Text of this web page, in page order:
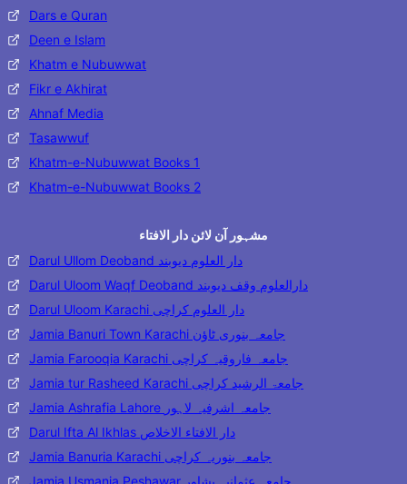
Dars e Quran
Deen e Islam
Khatm e Nubuwwat
Fikr e Akhirat
Ahnaf Media
Tasawwuf
Khatm-e-Nubuwwat Books 1
Khatm-e-Nubuwwat Books 2
مشہور آن لائن دار الافتاء
Darul Ullom Deoband دار العلوم دیوبند
Darul Uloom Waqf Deoband دارالعلوم وقف دیوبند
Darul Uloom Karachi دار العلوم کراچی
Jamia Banuri Town Karachi جامعہ بنوری ٹاؤن
Jamia Farooqia Karachi جامعہ فاروقیہ کراچی
Jamia tur Rasheed Karachi جامعۃ الرشید کراچی
Jamia Ashrafia Lahore جامعہ اشرفیہ لاہور
Darul Ifta Al Ikhlas دار الافتاء الاخلاص
Jamia Banuria Karachi جامعہ بنوریہ کراچی
Jamia Usmania Peshawar جامعہ عثمانیہ پشاور